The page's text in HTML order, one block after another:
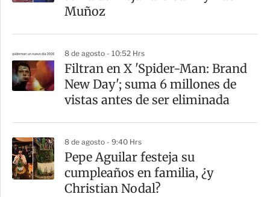
t
Muñoz
8 de agosto - 10:52 Hrs
Filtran en X 'Spider-Man: Brand
New Day'; suma 6 millones de
vistas antes de ser eliminada
8 de agosto - 9:40 Hrs
Pepe Aguilar festeja su
cumpleaños en familia, ¿y
Christian Nodal?